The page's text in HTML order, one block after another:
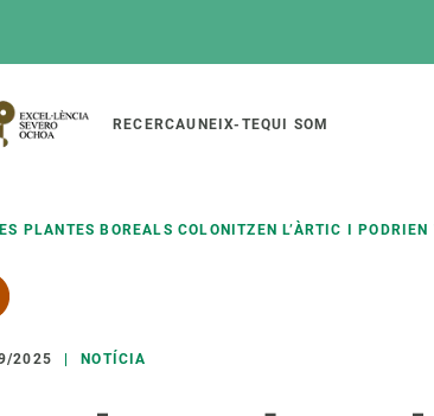
Main
navigation
RECERCAUNEIX-TEQUI SOM
PLANTES BOREALS COLONITZEN L’ÀRTIC I
2025 NOTÍCIA